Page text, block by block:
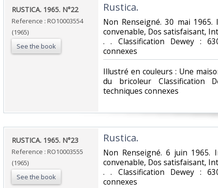
‎RUSTICA. 1965. N°22‎
Reference : RO10003554
(1965)
See the book
‎Rustica.‎
‎Non Renseigné. 30 mai 1965.
convenable, Dos satisfaisant,
. . Classification Dewey :
connexes‎
‎Illustré en couleurs : Une
du bricoleur Classification
techniques connexes‎
‎RUSTICA. 1965. N°23‎
Reference : RO10003555
(1965)
See the book
‎Rustica.‎
‎Non Renseigné. 6 juin 1965.
convenable, Dos satisfaisant,
. . Classification Dewey :
connexes‎